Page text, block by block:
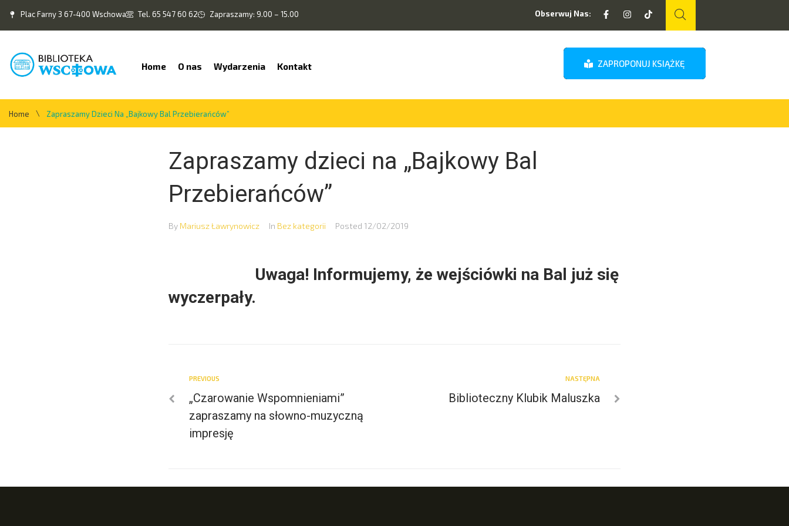
Plac Farny 3 67-400 Wschowa Tel. 65 547 60 62 Zapraszamy: 9.00 – 15.00 Obserwuj Nas:
Home O nas Wydarzenia Kontakt ZAPROPONUJ KSIĄŻKĘ
Home \ Zapraszamy Dzieci Na „Bajkowy Bal Przebierańców”
Zapraszamy dzieci na „Bajkowy Bal
Przebierańców”
By Mariusz Ławrynowicz In Bez kategorii Posted 12/02/2019
Uwaga! Informujemy, że wejściówki na Bal już się
wyczerpały.
PREVIOUS
„Czarowanie Wspomnieniami”
zapraszamy na słowno-muzyczną
impresję
NASTĘPNA
Biblioteczny Klubik Maluszka